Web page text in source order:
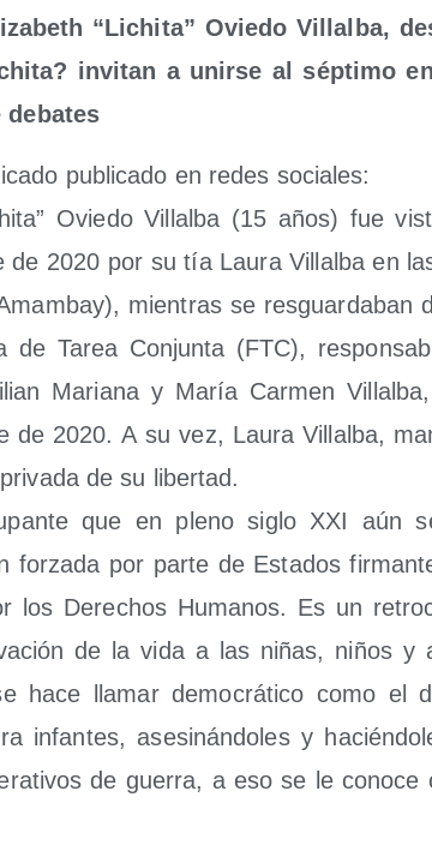
“Lichi­ta” Ovie­do Villal­ba,
invi­tan a unir­se al sép­ti­mo
publi­ca­do en redes socia­les:
Ovie­do Villal­ba (15 años) fue
de 2020 por su tía Lau­ra Villal­ba en
mien­tras se res­guar­da­ban
de Tarea Con­jun­ta (FTC),
Maria­na y María Car­men
de 2020. A su vez, Lau­ra Villal­ba,
de su liber­tad.
que en pleno siglo XXI aún
for­za­da por par­te de Esta­dos
los Dere­chos Huma­nos. Es un
de la vida a las niñas, niños y
hace lla­mar demo­crá­ti­co como el
infan­tes, ase­si­nán­do­les y
de gue­rra, a eso se le cono­ce